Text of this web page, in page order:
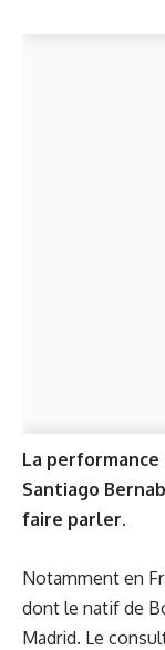
La performance
Santiago
faire parler.
Notamment en
dont le natif de
Madrid. Le